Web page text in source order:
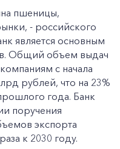
пшеницы,
- российского
является основным
Общий объем выдач
с начала
рублей, что на 23%
года. Банк
поручения
экспорта
к 2030 году.